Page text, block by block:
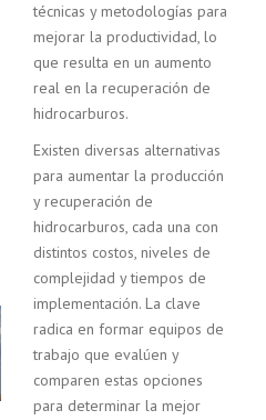
técnicas y metodologías para
mejorar la productividad, lo
que resulta en un aumento
real en la recuperación de
hidrocarburos.
Existen diversas alternativas
para aumentar la producción
y recuperación de
hidrocarburos, cada una con
distintos costos, niveles de
complejidad y tiempos de
implementación. La clave
radica en formar equipos de
trabajo que evalúen y
comparen estas opciones
para determinar la mejor